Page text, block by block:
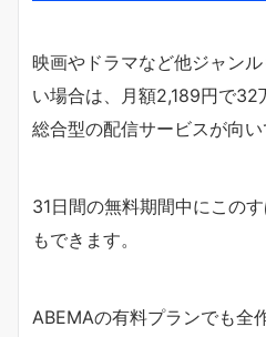
映画やドラマなど他ジャン
い場合は、月額2,189円で32
総合型の配信サービスが向い
31日間の無料期間中にこの
もできます。
ABEMAの有料プランでも全